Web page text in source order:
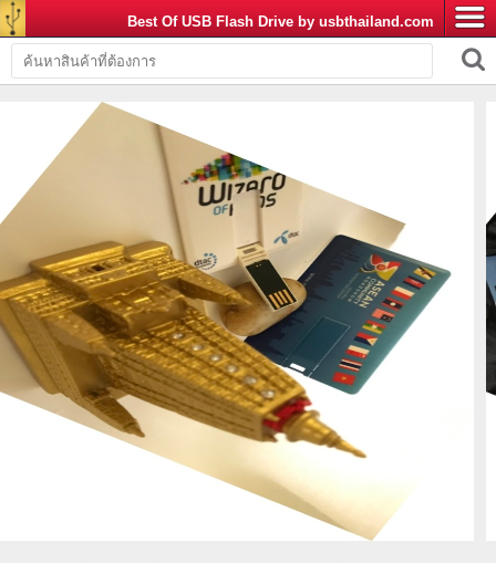
Best Of USB Flash Drive by usbthailand.com